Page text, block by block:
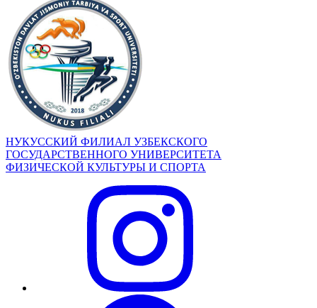
НУКУССКИЙ ФИЛИАЛ УЗБЕКСКОГО
ГОСУДАРСТВЕННОГО УНИВЕРСИТЕТА
ФИЗИЧЕСКОЙ КУЛЬТУРЫ И СПОРТА